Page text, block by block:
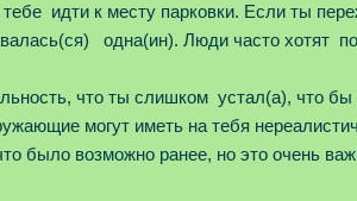
идти к месту парковки. Если ты
одна(ин). Люди часто хотят
что ты слишком устал(а), что
могут иметь на тебя
было возможно ранее, но это очень